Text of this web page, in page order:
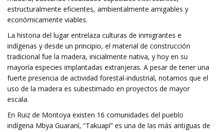
estructuralmente eficientes, ambientalmente amigables y
económicamente viables.
La historia del lugar entrelaza culturas de inmigrantes e
indígenas y desde un principio, el material de construcción
tradicional fue la madera, inicialmente nativa, y hoy en su
mayoría especies implantadas extranjeras. A pesar de tener una
fuerte presencia de actividad forestal-industrial, notamos que el
uso de la madera es subestimado en proyectos de mayor
escala.
En Ruiz de Montoya existen 16 comunidades del pueblo
indígena Mbya Guaraní, “Takuapí” es una de las más antiguas de